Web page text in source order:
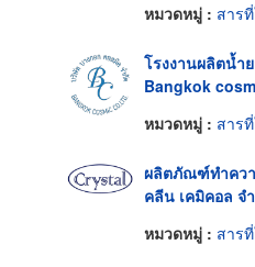
หมวดหมู่ : สาร
โรงงานผลิตน้ำ
Bangkok
หมวดหมู่ : สาร
ผลิตภัณฑ์ทำคว
คลีน เคมิคอล จ
หมวดหมู่ : สาร